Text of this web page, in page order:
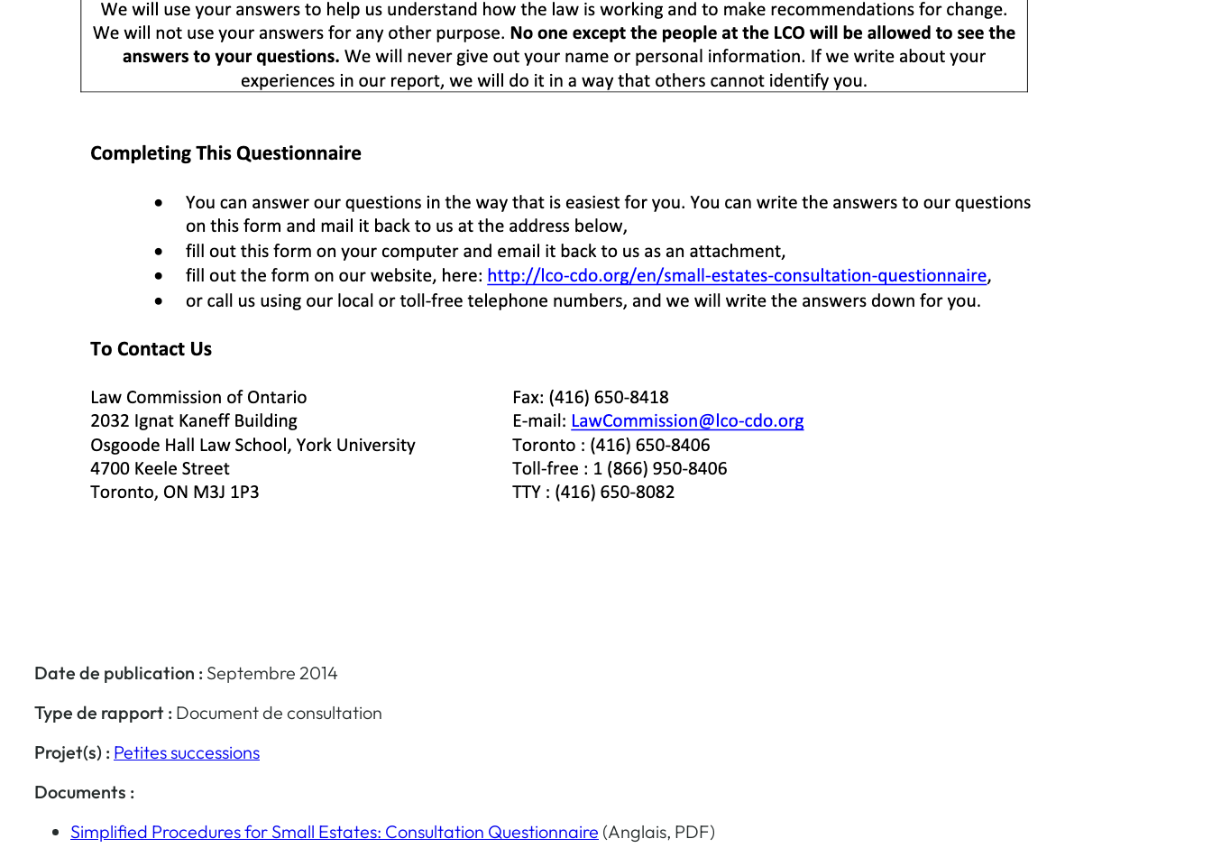
Date de publication : Septembre 2014
Type de rapport : Document de consultation
Projet(s) : Petites successions
Documents :
Simplified Procedures for Small Estates: Consultation Questionnaire (Anglais, PDF)